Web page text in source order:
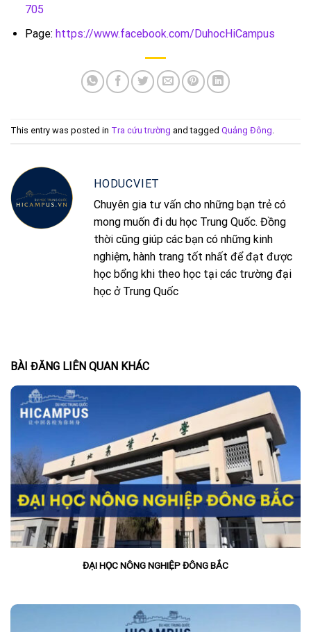
705
Page: https://www.facebook.com/DuhocHiCampus
This entry was posted in Tra cứu trường and tagged Quảng Đông.
HODUCVIET
Chuyên gia tư vấn cho những bạn trẻ có
mong muốn đi du học Trung Quốc. Đồng
thời cũng giúp các bạn có những kinh
nghiệm, hành trang tốt nhất để đạt được
học bổng khi theo học tại các trường đại
học ở Trung Quốc
BÀI ĐĂNG LIÊN QUAN KHÁC
ĐẠI HỌC NÔNG NGHIỆP ĐÔNG BẮC